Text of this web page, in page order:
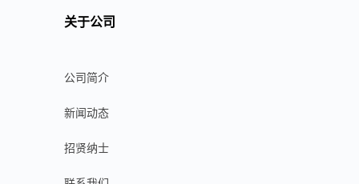
关于公司
公司简介
新闻动态
招贤纳士